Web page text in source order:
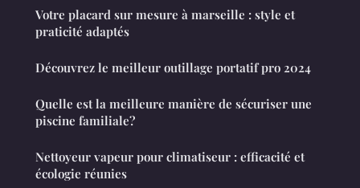
Votre placard sur mesure à marseille : style et
praticité adaptés
Découvrez le meilleur outillage portatif pro 2024
Quelle est la meilleure manière de sécuriser une
piscine familiale?
Nettoyeur vapeur pour climatiseur : efficacité et
écologie réunies